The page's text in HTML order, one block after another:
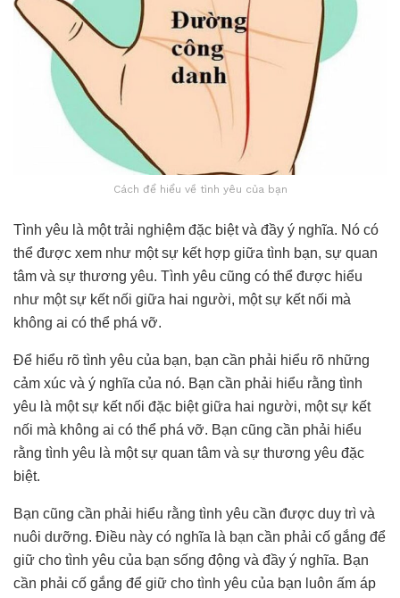
Cách để hiểu về tình yêu của bạn
Tình yêu là một trải nghiệm đặc biệt và đầy ý nghĩa. Nó có
thể được xem như một sự kết hợp giữa tình bạn, sự quan
tâm và sự thương yêu. Tình yêu cũng có thể được hiểu
như một sự kết nối giữa hai người, một sự kết nối mà
không ai có thể phá vỡ.
Để hiểu rõ tình yêu của bạn, bạn cần phải hiểu rõ những
cảm xúc và ý nghĩa của nó. Bạn cần phải hiểu rằng tình
yêu là một sự kết nối đặc biệt giữa hai người, một sự kết
nối mà không ai có thể phá vỡ. Bạn cũng cần phải hiểu
rằng tình yêu là một sự quan tâm và sự thương yêu đặc
biệt.
Bạn cũng cần phải hiểu rằng tình yêu cần được duy trì và
nuôi dưỡng. Điều này có nghĩa là bạn cần phải cố gắng để
giữ cho tình yêu của bạn sống động và đầy ý nghĩa. Bạn
cần phải cố gắng để giữ cho tình yêu của bạn luôn ấm áp